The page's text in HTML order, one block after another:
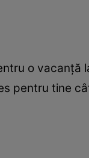
o vacanţă
pentru tine